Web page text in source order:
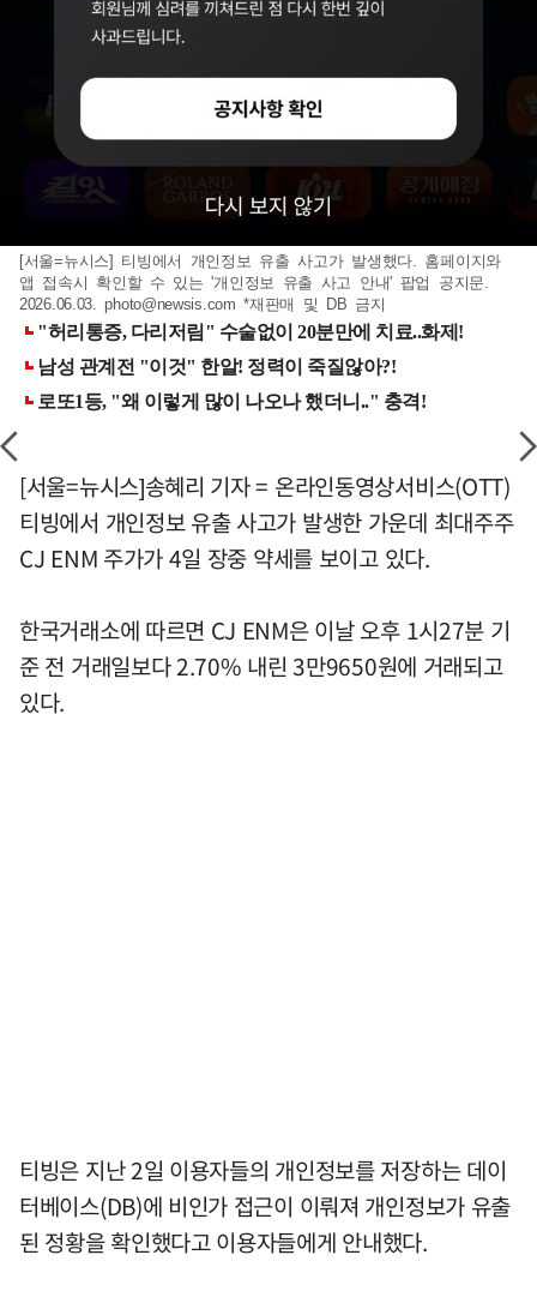
[서울=뉴시스] 티빙에서 개인정보 유출 사고가 발생했다. 홈페이지와
앱 접속시 확인할 수 있는 '개인정보 유출 사고 안내' 팝업 공지문.
2026.06.03.photo@newsis.com *재판매 및 DB 금지
[서울=뉴시스]송혜리 기자 = 온라인동영상서비스(OTT)
티빙에서 개인정보 유출 사고가 발생한 가운데 최대주주
CJ ENM 주가가 4일 장중 약세를 보이고 있다.
한국거래소에 따르면 CJ ENM은 이날 오후 1시27분 기
준 전 거래일보다 2.70% 내린 3만9650원에 거래되고
있다.
티빙은 지난 2일 이용자들의 개인정보를 저장하는 데이
터베이스(DB)에 비인가 접근이 이뤄져 개인정보가 유출
된 정황을 확인했다고 이용자들에게 안내했다.